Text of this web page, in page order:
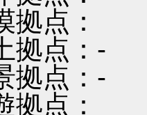
点：
点：-
点：-
点：